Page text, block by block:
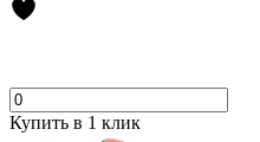
Купить в 1 клик